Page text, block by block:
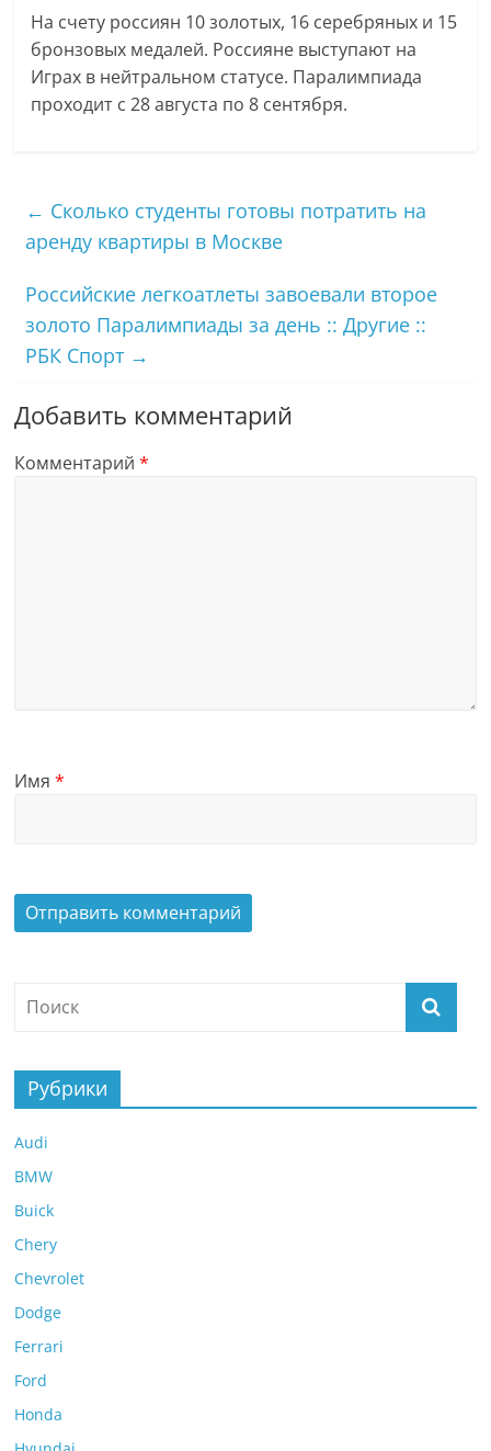
На счету россиян 10 золотых, 16 серебряных и 15
бронзовых медалей. Россияне выступают на
Играх в нейтральном статусе. Паралимпиада
проходит с 28 августа по 8 сентября.
← Сколько студенты готовы потратить на
аренду квартиры в Москве
Российские легкоатлеты завоевали второе
золото Паралимпиады за день :: Другие ::
РБК Спорт →
Добавить комментарий
Комментарий*
Имя*
Рубрики
Audi
BMW
Buick
Chery
Chevrolet
Dodge
Ferrari
Ford
Honda